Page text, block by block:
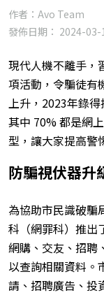
作者：Avo Team
發佈日期： 2024-03-
現代人機不離手，
項活動，令騙徒有
上升，2023年錄得
其中 70% 都是網
型，讓大家提高警
防騙視伏器升
為協助市民識破騙
科（網罪科）推出
網購、交友、招聘
以查詢相關資料。
請、招聘廣告、投